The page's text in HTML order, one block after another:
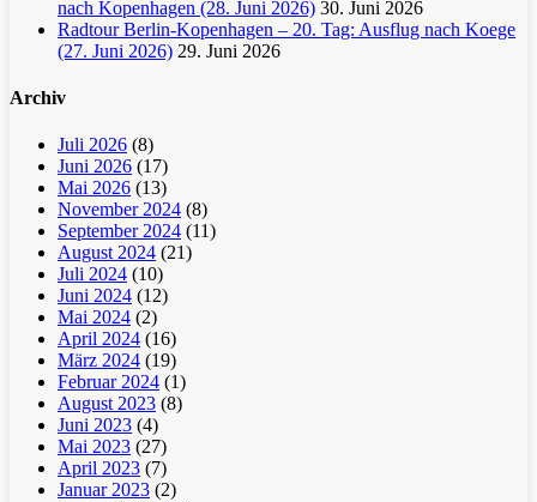
nach Kopenhagen (28. Juni 2026) 30. Juni 2026
Radtour Berlin-Kopenhagen – 20. Tag: Ausflug nach Koege
(27. Juni 2026) 29. Juni 2026
Archiv
Juli 2026 (8)
Juni 2026 (17)
Mai 2026 (13)
November 2024 (8)
September 2024 (11)
August 2024 (21)
Juli 2024 (10)
Juni 2024 (12)
Mai 2024 (2)
April 2024 (16)
März 2024 (19)
Februar 2024 (1)
August 2023 (8)
Juni 2023 (4)
Mai 2023 (27)
April 2023 (7)
Januar 2023 (2)